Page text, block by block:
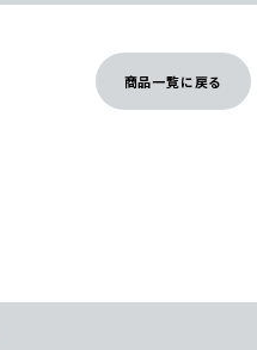
商品一覧に戻る